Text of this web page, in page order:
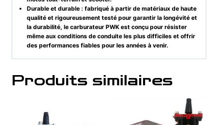
Durable et durable : fabriqué à partir de matériaux de haute
qualité et rigoureusement testé pour garantir la longévité et
la durabilité, le carburateur PWK est conçu pour résister
même aux conditions de conduite les plus difficiles et offrir
des performances fiables pour les années à venir.
Produits similaires